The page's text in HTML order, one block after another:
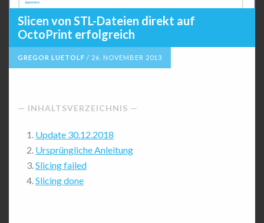
Slicen von STL-Dateien direkt auf
OctoPrint erfolgreich
GREGOR LUETOLF / 26. NOVEMBER 2013
INHALTSVERZEICHNIS
Update 30.12.2018
Ursprüngliche Anleitung
Slicing failed
Slicing done